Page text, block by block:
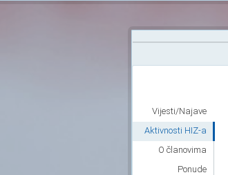
Vijesti/Najave
Aktivnosti HIZ-a
O članovima
Ponude